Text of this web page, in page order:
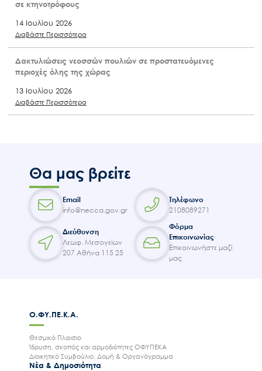
σε κτηνοτρόφους
14 Ιουλίου 2026
Διαβάστε Περισσότερα
Δακτυλιώσεις νεοσσών πουλιών σε προστατευόμενες
περιοχές όλης της χώρας
13 Ιουλίου 2026
Διαβάστε Περισσότερα
Θα μας βρείτε
Email
info@necca.gov.gr
Τηλέφωνο
2108089271
Διεύθυνση
Λεωφ. Μεσογείων
207 Αθήνα 115 25
Φόρμα
Επικοινωνίας
Επικοινωνήστε μαζί
μας
Ο.ΦΥ.ΠΕ.Κ.Α.
Θεσμικό Πλαισιο
Ίδρυση, σκοπός και αρμοδιότητες ΟΦΥΠΕΚΑ
Διοικητικό Συμβούλιο, Δομή & Οργανόγραμμα
Νέα & Δημοσιότητα